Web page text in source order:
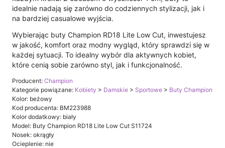
idealnie nadają się zarówno do codziennych stylizacji, jak i
na bardziej casualowe wyjścia.
Wybierając buty Champion RD18 Lite Low Cut, inwestujesz
w jakość, komfort oraz modny wygląd, który sprawdzi się w
każdej sytuacji. To idealny wybór dla aktywnych kobiet,
które cenią sobie zarówno styl, jak i funkcjonalność.
Producent: Champion
Kategorie powiązane: Kobiety > Damskie > Sportowe > Buty Champion
Kolor: beżowy
Kod producenta: BM223988
Kolor dodatkowy: biały
Model: Buty Champion RD18 Lite Low Cut S11724
Nosek: okrągły
Ocieplenie: nie